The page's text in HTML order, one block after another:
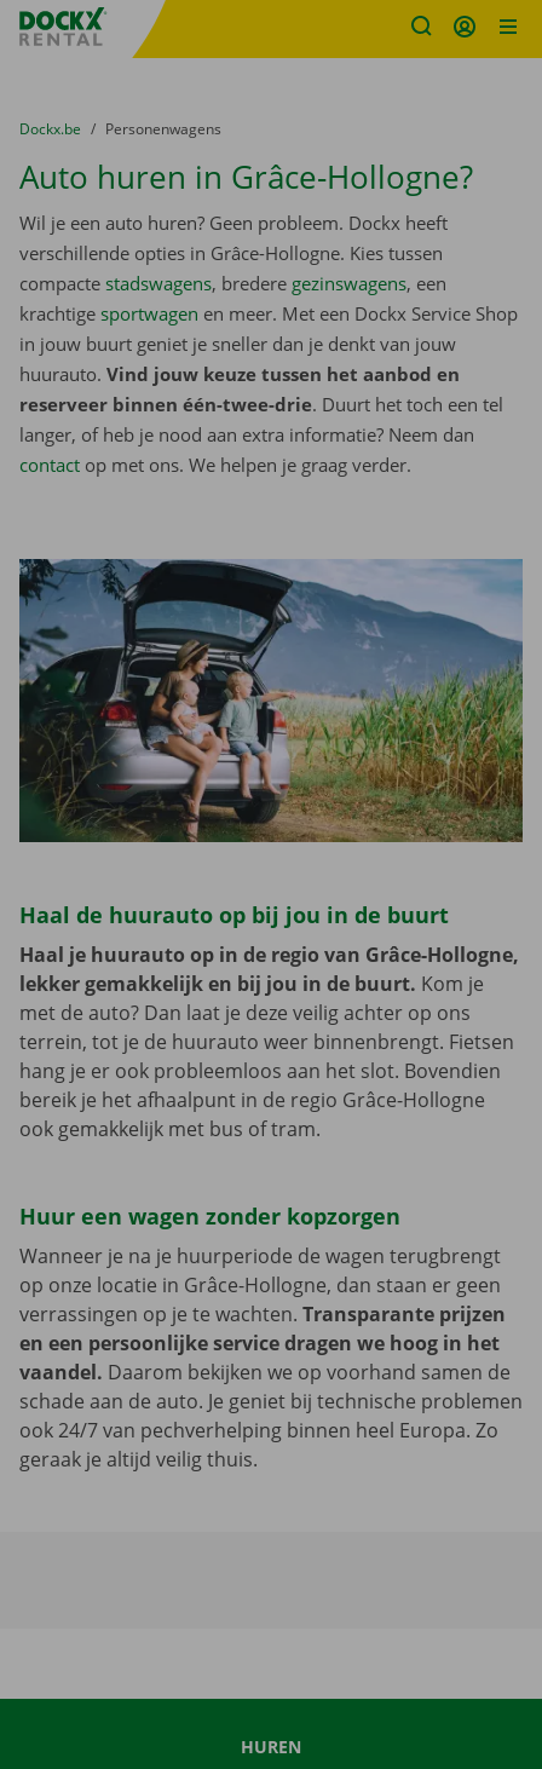
Fratello DEMO
U bevindt zich hier:
van
Dockx.be naar
Personenwagens
Auto huren in Grâce-Hollogne?
Wil je een auto huren? Geen probleem. Dockx heeft
verschillende opties in Grâce-Hollogne. Kies tussen
compacte stadswagens, bredere gezinswagens, een
krachtige sportwagen en meer. Met een Dockx Service Shop
in jouw buurt geniet je sneller dan je denkt van jouw
huurauto. Vind jouw keuze tussen het aanbod en
reserveer binnen één-twee-drie. Duurt het toch een tel
langer, of heb je nood aan extra informatie? Neem dan
contact op met ons. We helpen je graag verder.
Haal de huurauto op bij jou in de buurt
Haal je huurauto op in de regio van Grâce-Hollogne,
lekker gemakkelijk en bij jou in de buurt. Kom je
met de auto? Dan laat je deze veilig achter op ons
terrein, tot je de huurauto weer binnenbrengt. Fietsen
hang je er ook probleemloos aan het slot. Bovendien
bereik je het afhaalpunt in de regio Grâce-Hollogne
ook gemakkelijk met bus of tram.
Huur een wagen zonder kopzorgen
Wanneer je na je huurperiode de wagen terugbrengt
op onze locatie in Grâce-Hollogne, dan staan er geen
verrassingen op je te wachten. Transparante prijzen
en een persoonlijke service dragen we hoog in het
vaandel. Daarom bekijken we op voorhand samen de
schade aan de auto. Je geniet bij technische problemen
ook 24/7 van pechverhelping binnen heel Europa. Zo
geraak je altijd veilig thuis.
HUREN